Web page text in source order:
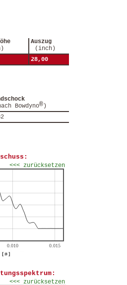
Auszug
(inch)
28,00
Bowdyno® )
<<< zurücksetzen
<<< zurücksetzen